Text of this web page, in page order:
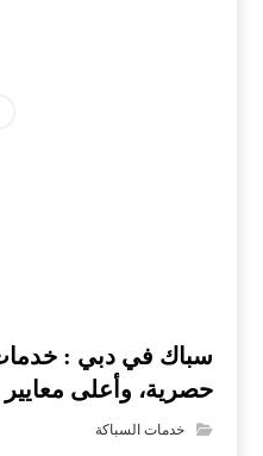
سباك في دبي :
حصرية، وأعلى معايير
خدمات السباكة